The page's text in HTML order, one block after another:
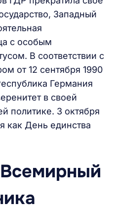
Западный
с особым
В соответствии с
от 12 сентября 1990
Германия
в своей
политике. 3 октября
как День единства